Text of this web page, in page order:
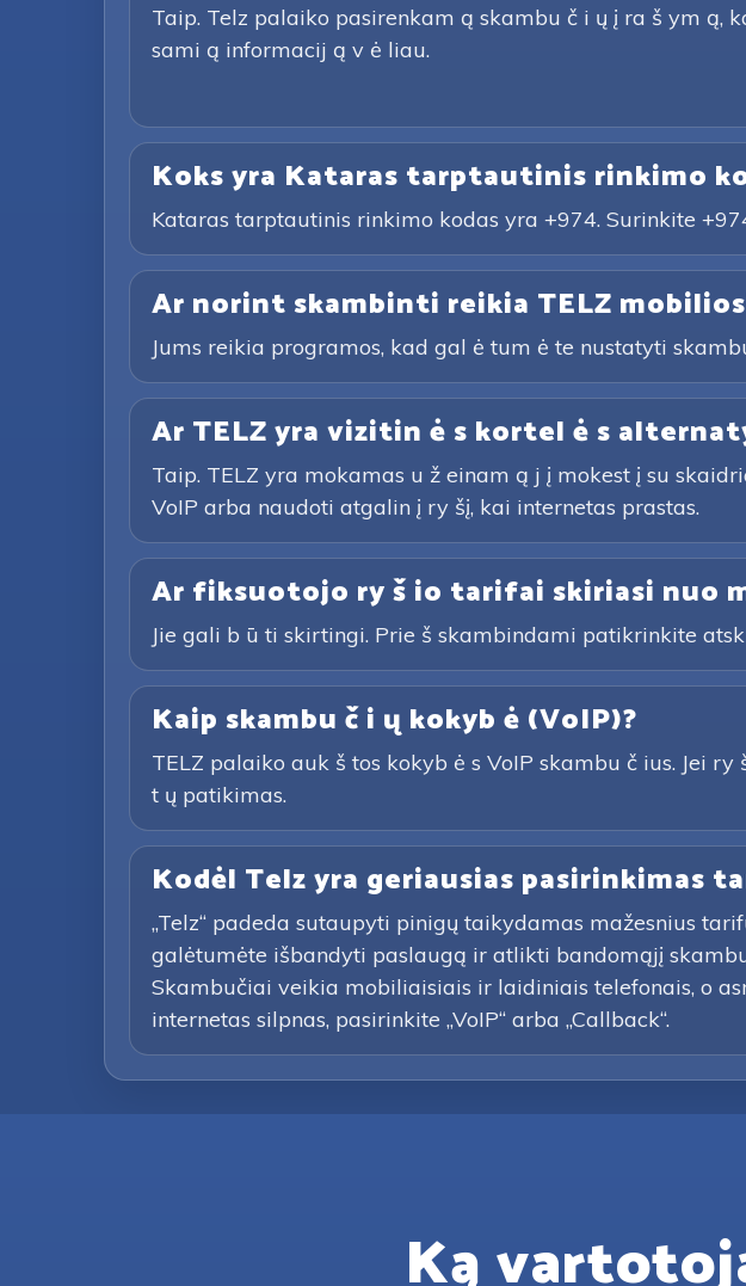
Taip. Telz palaiko pasirenkam ą skambu č i ų į ra š ym ą,
sami ą informacij ą v ė liau.
Koks yra Kataras tarptautinis rinkimo
Kataras tarptautinis rinkimo kodas yra +974. Surinkite
Ar norint skambinti reikia TELZ
Jums reikia programos, kad gal ė tum ė te nustatyti
Ar TELZ yra vizitin ė s kortel ė s
Taip. TELZ yra mokamas u ž einam ą j į mokest į su
VoIP arba naudoti atgalin į ry šį, kai internetas prastas.
Ar fiksuotojo ry š io tarifai skiriasi nuo
Jie gali b ū ti skirtingi. Prie š skambindami patikrinkite
Kaip skambu č i ų kokyb ė (VoIP)?
TELZ palaiko auk š tos kokyb ė s VoIP skambu č ius. Jei
t ų patikimas.
Kodėl Telz yra geriausias pasirinkimas
„Telz“ padeda sutaupyti pinigų taikydamas mažesnius
galėtumėte išbandyti paslaugą ir atlikti bandomąjį
Skambučiai veikia mobiliaisiais ir laidiniais telefonais, o
internetas silpnas, pasirinkite „VoIP“ arba „Callback“.
Ką